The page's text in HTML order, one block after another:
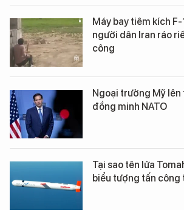
Máy bay tiêm kích
người dân Iran ráo
công
Ngoại trưởng Mỹ
đồng minh NATO
Tại sao tên lửa
biểu tượng tấn công